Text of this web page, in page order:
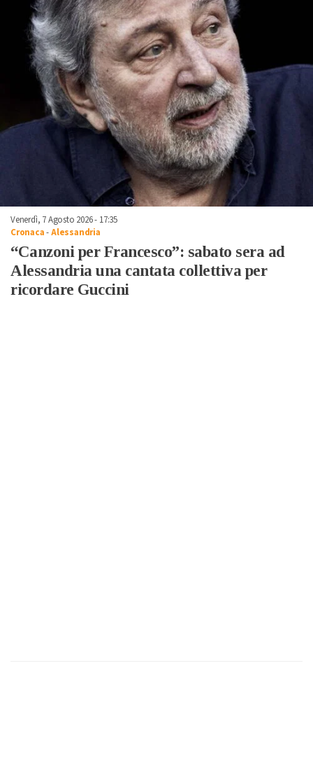
Venerdì, 7 Agosto 2026 - 17:35
Cronaca-Alessandria
“Canzoni per Francesco”: sabato sera ad
Alessandria una cantata collettiva per
ricordare Guccini